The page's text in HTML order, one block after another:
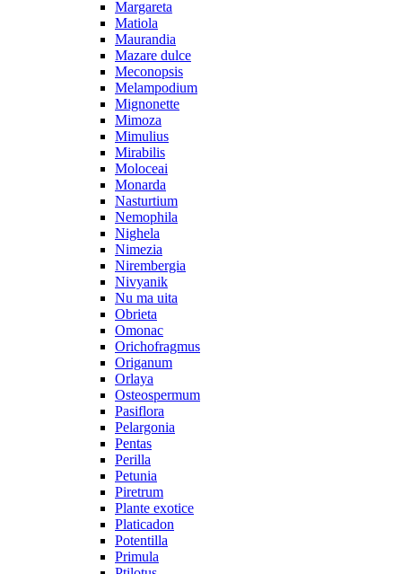
Margareta
Matiola
Maurandia
Mazare dulce
Meconopsis
Melampodium
Mignonette
Mimoza
Mimulius
Mirabilis
Moloceai
Monarda
Nasturtium
Nemophila
Nighela
Nimezia
Nirembergia
Nivyanik
Nu ma uita
Obrieta
Omonac
Orichofragmus
Origanum
Orlaya
Osteospermum
Pasiflora
Pelargonia
Pentas
Perilla
Petunia
Piretrum
Plante exotice
Platicadon
Potentilla
Primula